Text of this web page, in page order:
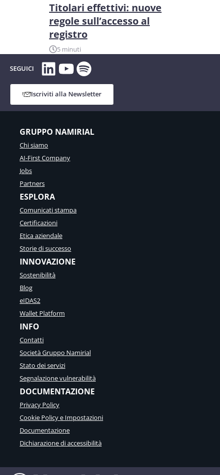
Titolari effettivi: nuove
regole sull’accesso al
registro
5 minuti
SEGUICI LinkedIn
YouTube
Spotify
Iscriviti alla Newsletter
GRUPPO NAMIRIAL
Chi siamo
AI-First Company
Jobs
Partners
ESPLORA
Comunicati stampa
Certificazioni
Etica aziendale
Storie di successo
INNOVAZIONE
Sostenibilità
Blog
eIDAS2
Wallet Platform
INFO
Contatti
Società Gruppo Namirial
Stato dei servizi
Segnalazione vulnerabilità
DOCUMENTAZIONE
Privacy Policy
Cookie Policy e Impostazioni
Documentazione
Dichiarazione di accessibilità